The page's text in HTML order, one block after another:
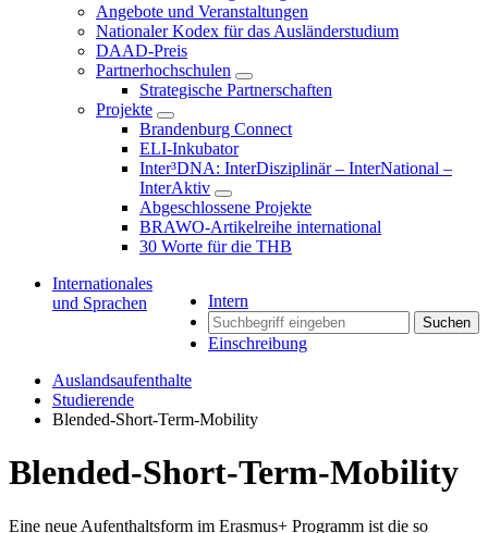
Angebote und Veranstaltungen
Nationaler Kodex für das Ausländerstudium
DAAD-Preis
Partnerhochschulen
Strategische Partnerschaften
Projekte
Brandenburg Connect
ELI-Inkubator
Inter³DNA: InterDisziplinär – InterNational –
InterAktiv
Abgeschlossene Projekte
BRAWO-Artikelreihe international
30 Worte für die THB
Intern
Suchen
Einschreibung
Internationales
und Sprachen
Auslandsaufenthalte
Studierende
Blended-Short-Term-Mobility
Blended-Short-Term-Mobility
Eine neue Aufenthaltsform im Erasmus+ Programm ist die so